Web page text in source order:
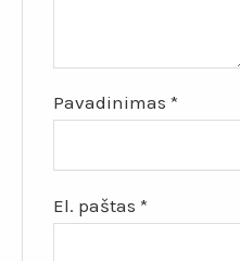
Pavadinimas*
El. paštas*